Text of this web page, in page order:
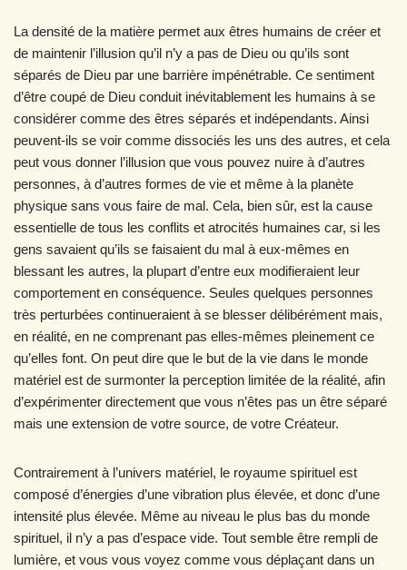
La densité de la matière permet aux êtres humains de créer et
de maintenir l’illusion qu’il n’y a pas de Dieu ou qu’ils sont
séparés de Dieu par une barrière impénétrable. Ce sentiment
d’être coupé de Dieu conduit inévitablement les humains à se
considérer comme des êtres séparés et indépendants. Ainsi
peuvent-ils se voir comme dissociés les uns des autres, et cela
peut vous donner l’illusion que vous pouvez nuire à d’autres
personnes, à d’autres formes de vie et même à la planète
physique sans vous faire de mal. Cela, bien sûr, est la cause
essentielle de tous les conflits et atrocités humaines car, si les
gens savaient qu’ils se faisaient du mal à eux-mêmes en
blessant les autres, la plupart d’entre eux modifieraient leur
comportement en conséquence. Seules quelques personnes
très perturbées continueraient à se blesser délibérément mais,
en réalité, en ne comprenant pas elles-mêmes pleinement ce
qu’elles font. On peut dire que le but de la vie dans le monde
matériel est de surmonter la perception limitée de la réalité, afin
d’expérimenter directement que vous n’êtes pas un être séparé
mais une extension de votre source, de votre Créateur.
Contrairement à l’univers matériel, le royaume spirituel est
composé d’énergies d’une vibration plus élevée, et donc d’une
intensité plus élevée. Même au niveau le plus bas du monde
spirituel, il n’y a pas d’espace vide. Tout semble être rempli de
lumière, et vous vous voyez comme vous déplaçant dans un